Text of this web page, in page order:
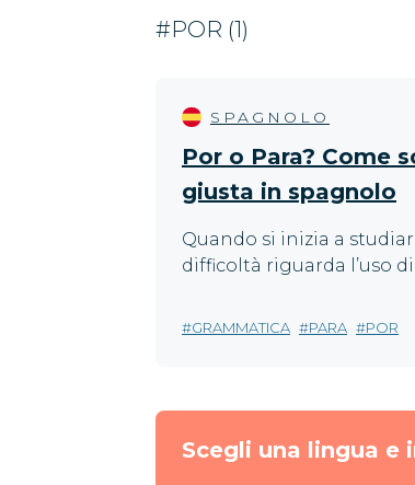
#POR (1)
SPAGNOLO
Por o Para? Come
giusta in spagnolo
Quando si inizia a
difficoltà riguarda l’uso
GRAMMATICA PARA POR
Scegli una lingua e